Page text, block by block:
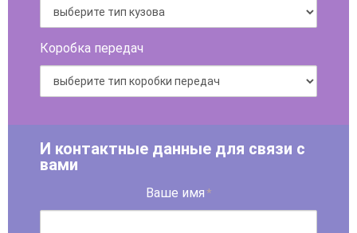
Коробка передач
И контактные данные для связи с
вами
Ваше имя *